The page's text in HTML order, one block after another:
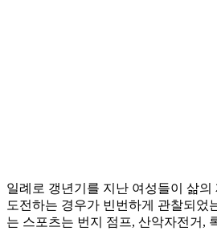
일례로 갱년기를 지난 여성들이 삶의
도전하는 경우가 빈번하게 관찰되었
는 스포츠는 번지 점프, 산악자전거,